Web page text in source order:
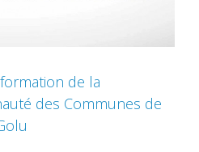
de la
des Communes de